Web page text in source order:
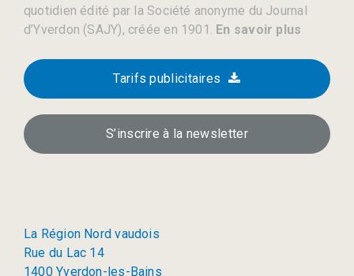
quotidien édité par la Société anonyme du Journal
d’Yverdon (SAJY), créée en 1901. En savoir plus
Tarifs publicitaires
S’inscrire à la newsletter
La Région Nord vaudois
Rue du Lac 14
1400 Yverdon-les-Bains